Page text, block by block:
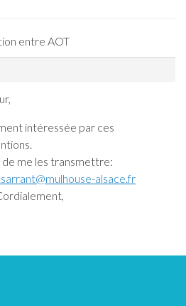
entre AOT
intéressée par ces
me les transmettre:
alsace.fr